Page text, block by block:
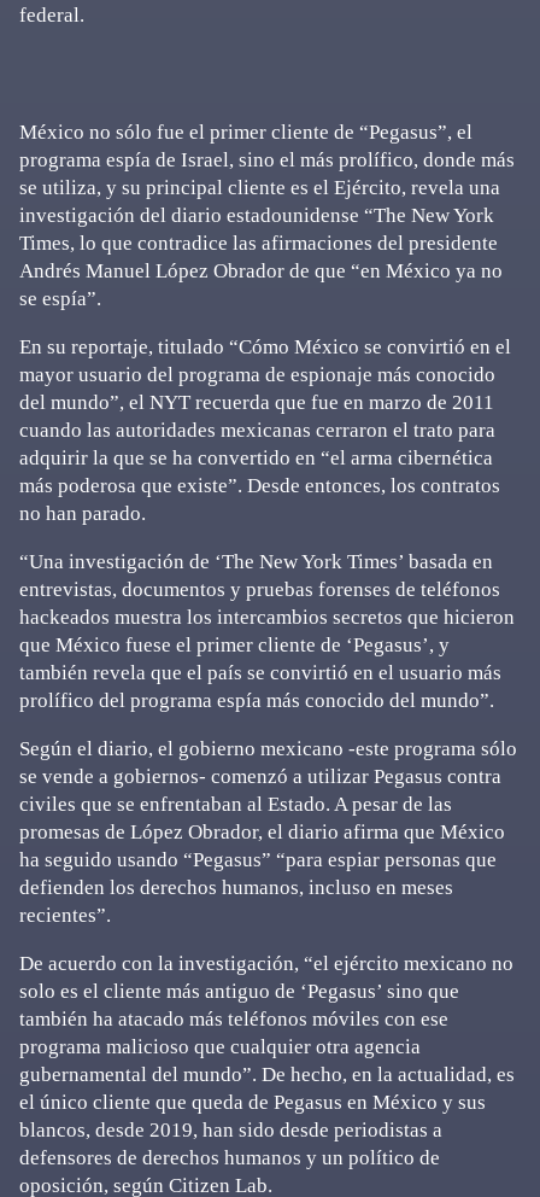
federal.
México no sólo fue el primer cliente de “Pegasus”, el
programa espía de Israel, sino el más prolífico, donde más
se utiliza, y su principal cliente es el Ejército, revela una
investigación del diario estadounidense “The New York
Times, lo que contradice las afirmaciones del presidente
Andrés Manuel López Obrador de que “en México ya no
se espía”.
En su reportaje, titulado “Cómo México se convirtió en el
mayor usuario del programa de espionaje más conocido
del mundo”, el NYT recuerda que fue en marzo de 2011
cuando las autoridades mexicanas cerraron el trato para
adquirir la que se ha convertido en “el arma cibernética
más poderosa que existe”. Desde entonces, los contratos
no han parado.
“Una investigación de ‘The New York Times’ basada en
entrevistas, documentos y pruebas forenses de teléfonos
hackeados muestra los intercambios secretos que hicieron
que México fuese el primer cliente de ‘Pegasus’, y
también revela que el país se convirtió en el usuario más
prolífico del programa espía más conocido del mundo”.
Según el diario, el gobierno mexicano -este programa sólo
se vende a gobiernos- comenzó a utilizar Pegasus contra
civiles que se enfrentaban al Estado. A pesar de las
promesas de López Obrador, el diario afirma que México
ha seguido usando “Pegasus” “para espiar personas que
defienden los derechos humanos, incluso en meses
recientes”.
De acuerdo con la investigación, “el ejército mexicano no
solo es el cliente más antiguo de ‘Pegasus’ sino que
también ha atacado más teléfonos móviles con ese
programa malicioso que cualquier otra agencia
gubernamental del mundo”. De hecho, en la actualidad, es
el único cliente que queda de Pegasus en México y sus
blancos, desde 2019, han sido desde periodistas a
defensores de derechos humanos y un político de
oposición, según Citizen Lab.